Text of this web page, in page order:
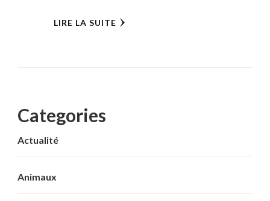
LIRE LA SUITE
Categories
Actualité
Animaux